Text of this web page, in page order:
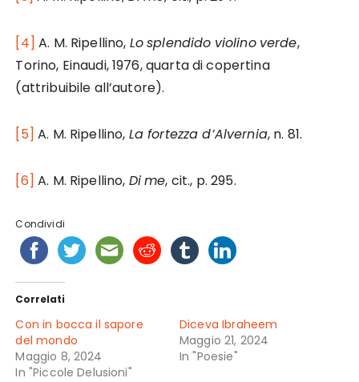
[4] A. M. Ripellino, Losplendido violino verde,
Torino, Einaudi, 1976, quarta di copertina
(attribuibile all’autore).
[5] A. M. Ripellino, La fortezza d’Alvernia, n. 81.
[6] A. M. Ripellino, Dime, cit., p. 295.
Condividi
Correlati
Con in bocca il sapore
del mondo
Maggio 8, 2024
In "Piccole Delusioni"
Diceva Ibraheem
Maggio 21, 2024
In "Poesie"